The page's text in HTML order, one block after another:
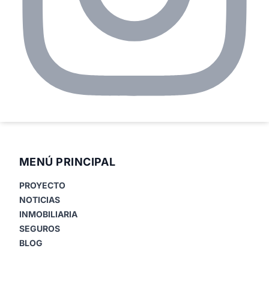
MENÚ PRINCIPAL
PROYECTO
NOTICIAS
INMOBILIARIA
SEGUROS
BLOG